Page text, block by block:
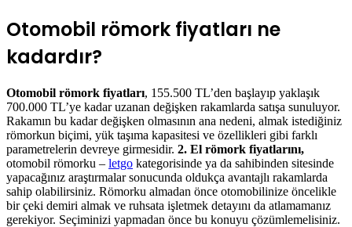
Otomobil römork fiyatları ne
kadardır?
Otomobil römork fiyatları, 155.500 TL’den başlayıp yaklaşık
700.000 TL’ye kadar uzanan değişken rakamlarda satışa sunuluyor.
Rakamın bu kadar değişken olmasının ana nedeni, almak istediğiniz
römorkun biçimi, yük taşıma kapasitesi ve özellikleri gibi farklı
parametrelerin devreye girmesidir. 2. El römork fiyatlarını,
otomobil römorku – letgo kategorisinde ya da sahibinden sitesinde
yapacağınız araştırmalar sonucunda oldukça avantajlı rakamlarda
sahip olabilirsiniz. Römorku almadan önce otomobilinize öncelikle
bir çeki demiri almak ve ruhsata işletmek detayını da atlamamanız
gerekiyor. Seçiminizi yapmadan önce bu konuyu çözümlemelisiniz.